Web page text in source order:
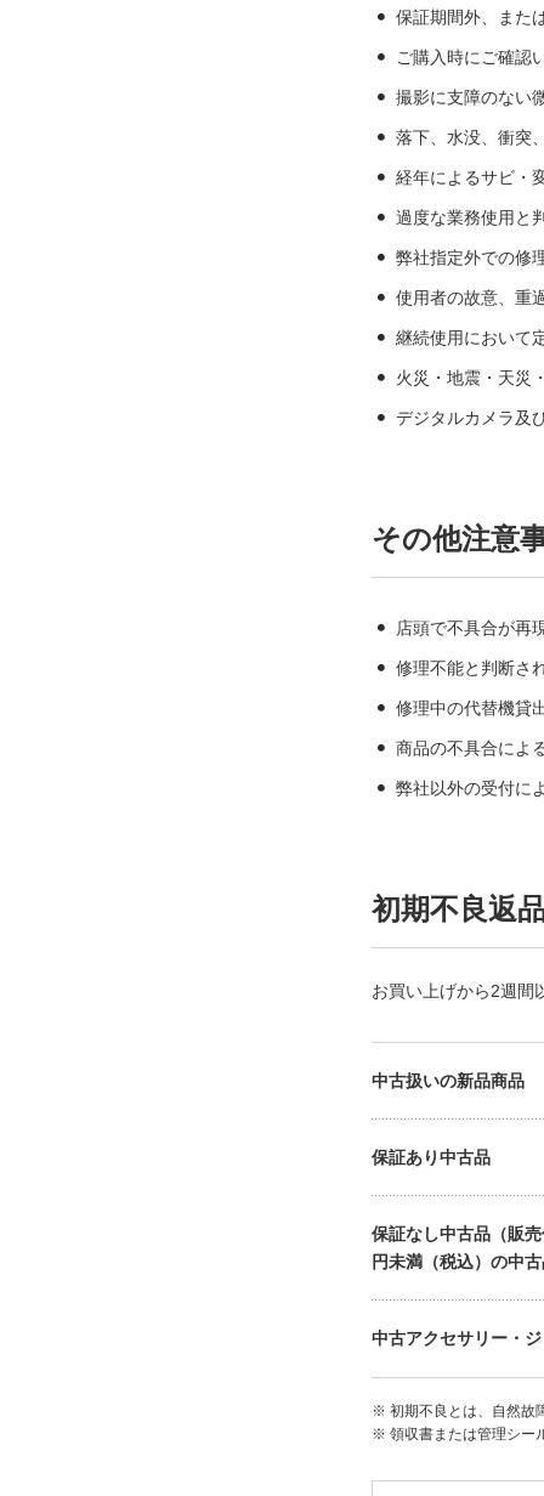
保証期間外、また
ご購入時にご確認
撮影に支障のない
落下、水没、衝突
経年によるサビ・
過度な業務使用と
弊社指定外での修
使用者の故意、重
継続使用において
火災・地震・天災
デジタルカメラ及
その他注意
店頭で不具合が再
修理不能と判断さ
修理中の代替機貸
商品の不具合によ
弊社以外の受付に
初期不良返
お買い上げから2週間
中古扱いの新品商品
保証あり中古品
保証なし中古品（販
円未満（税込）の中
中古アクセサリー・
※ 初期不良とは、自然故
※ 領収書または管理シー